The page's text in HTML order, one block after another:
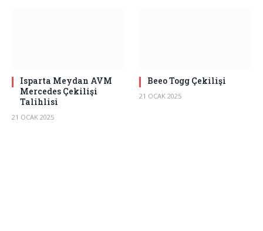
Isparta Meydan AVM
Mercedes Çekilişi
Talihlisi
21 OCAK 2025
Beeo Togg Çekilişi
21 OCAK 2025